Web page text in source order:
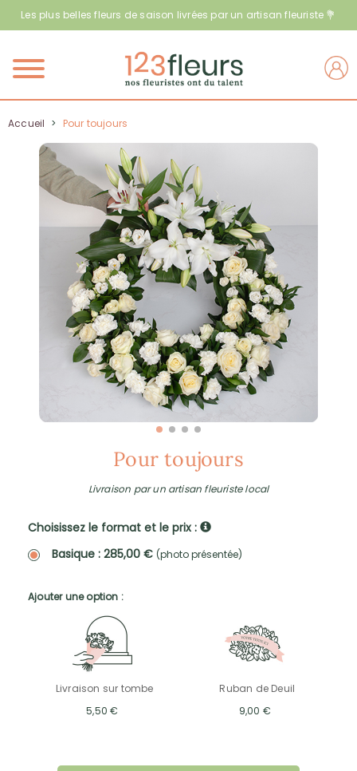
Les plus belles fleurs de saison livrées par un artisan fleuriste 💐
Menu
Accueil > Pour toujours
Pour toujours
Livraison par un artisan fleuriste local
Choisissez le format et le prix :
Basique : 285,00 € (photo présentée)
Ajouter une option :
Livraison sur tombe
5,50 €
Ruban de Deuil
9,00 €